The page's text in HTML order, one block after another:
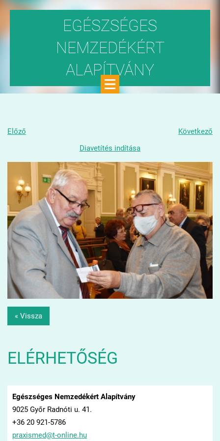
EGÉSZSÉGES
NEMZEDÉKÉRT
ALAPÍTVÁNY
Előző
Következő
Diavetítés indítása
« Vissza
ELÉRHETŐSÉG
Egészséges Nemzedékért Alapítvány
9025 Győr Radnóti u. 41.
+36 20 921-5786
praxismed@t-online.hu